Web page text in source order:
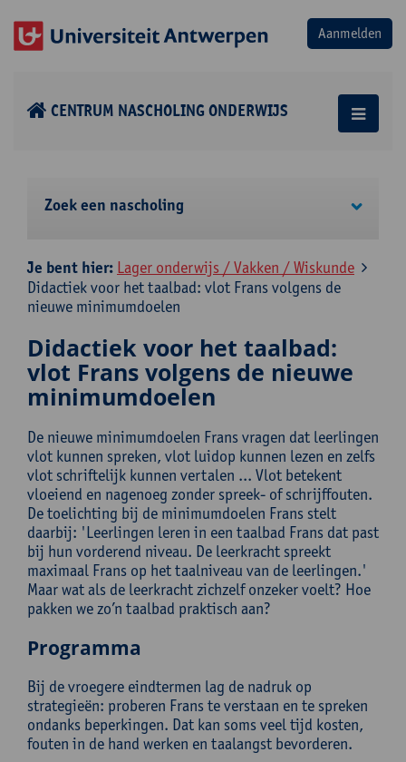
CENTRUM NASCHOLING ONDERWIJS
Zoek een nascholing
Je bent hier: Lager onderwijs / Vakken / Wiskunde
Didactiek voor het taalbad: vlot Frans volgens de
nieuwe minimumdoelen
Didactiek voor het taalbad:
vlot Frans volgens de nieuwe
minimumdoelen
De nieuwe minimumdoelen Frans vragen dat leerlingen
vlot kunnen spreken, vlot luidop kunnen lezen en zelfs
vlot schriftelijk kunnen vertalen ... Vlot betekent
vloeiend en nagenoeg zonder spreek- of schrijffouten.
De toelichting bij de minimumdoelen Frans stelt
daarbij: 'Leerlingen leren in een taalbad Frans dat past
bij hun vorderend niveau. De leerkracht spreekt
maximaal Frans op het taalniveau van de leerlingen.'
Maar wat als de leerkracht zichzelf onzeker voelt? Hoe
pakken we zo’n taalbad praktisch aan?
Programma
Bij de vroegere eindtermen lag de nadruk op
strategieën: proberen Frans te verstaan en te spreken
ondanks beperkingen. Dat kan soms veel tijd kosten,
fouten in de hand werken en taalangst bevorderen.